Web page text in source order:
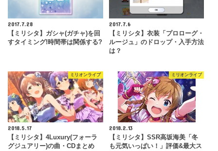
2017.7.28
【ミリシタ】ガシャ(ガチャ)を回
すタイミング!時間帯は関係する?
2017.7.6
【ミリシタ】衣装「プロローグ・
ルージュ」のドロップ・入手方法
は？
ミリオンライブ
2018.5.17
【ミリシタ】4Luxury(フォーラ
グジュアリー)の曲・CDまとめ
ミリオンライブ
2018.2.13
【ミリシタ】SSR高坂海美「冬
も元気いっぱい！」評価&最大ス